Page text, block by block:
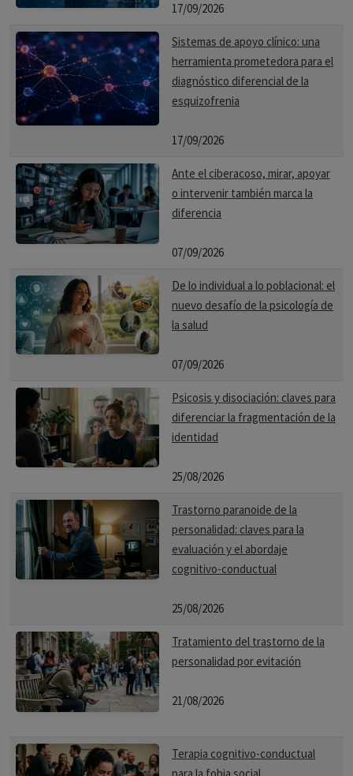
17/09/2026
Sistemas de apoyo clínico: una
herramienta prometedora para el
diagnóstico diferencial de la
esquizofrenia
17/09/2026
Ante el ciberacoso, mirar, apoyar
o intervenir también marca la
diferencia
07/09/2026
De lo individual a lo poblacional: el
nuevo desafío de la psicología de
la salud
07/09/2026
Psicosis y disociación: claves para
diferenciar la fragmentación de la
identidad
25/08/2026
Trastorno paranoide de la
personalidad: claves para la
evaluación y el abordaje
cognitivo-conductual
25/08/2026
Tratamiento del trastorno de la
personalidad por evitación
21/08/2026
Terapia cognitivo-conductual